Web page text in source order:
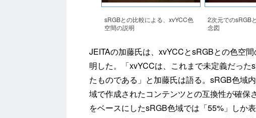
sRGBとの比較による、xvYCC色
空間の説明
2次元でのsRGB
念図
JEITAの加藤氏は、xvYCCとsRGBとの色空
明した。「xvYCCは、これまで未定義だっ
たものである」と加藤氏は語る。sRGB色域
域で作成されたコンテンツとの互換性が確
をベースにしたsRGB色域では「55%」しか